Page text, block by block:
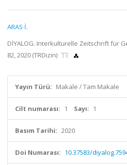
ARAS İ.
DİYALOG. Interkulturelle Zeitschrift für
82, 2020 (TRDizin)
Yayın Türü: Makale / Tam Makale
Cilt numarası: 1 Sayı: 1
Basım Tarihi: 2020
Doi Numarası: 10.37583/